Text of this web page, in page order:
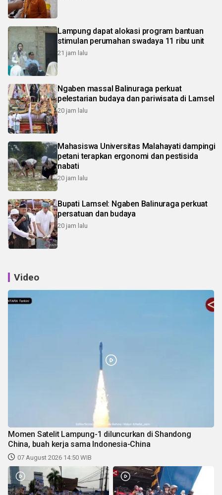
Lampung dapat alokasi program bantuan
stimulan perumahan swadaya 11 ribu unit
21 jam lalu
Ngaben massal Balinuraga perkuat
pelestarian budaya dan pariwisata di Lamsel
20 jam lalu
Mahasiswa Universitas Malahayati dampingi
petani terapkan ergonomi dan pestisida
nabati
20 jam lalu
Bupati Lamsel: Ngaben Balinuraga perkuat
persatuan dan budaya
20 jam lalu
Video
Momen Satelit Lampung-1 diluncurkan di Shandong
China, buah kerja sama Indonesia-China
07 August 2026 14:50 WIB